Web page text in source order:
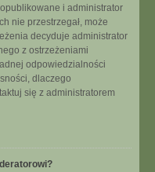
i administrator
nie przestrzegał, może
decyduje administrator
z ostrzeżeniami
odpowiedzialności
dlaczego
się z administratorem